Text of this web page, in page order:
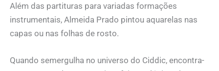
Além das partituras para variadas formações
instrumentais, Almeida Prado pintou aquarelas nas
capas ou nas folhas de rosto.
Quando semergulha no universo do Ciddic, encontra-